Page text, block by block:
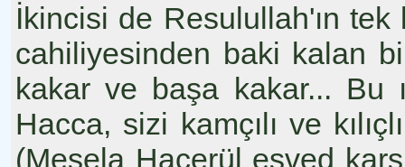
İkincisi de Resulullah'ın
cahiliyesinden baki kalan
kakar ve başa kakar... Bu
Hacca, sizi kamçılı ve
(Mesela Hacerül esved